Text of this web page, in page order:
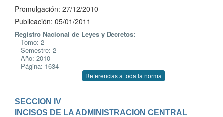
Promulgación: 27/12/2010
Publicación: 05/01/2011
Registro Nacional de Leyes y Decretos:
Tomo: 2
Semestre: 2
Año: 2010
Página: 1634
Referencias a toda la norma
SECCION IV
INCISOS DE LA ADMINISTRACION CENTRAL